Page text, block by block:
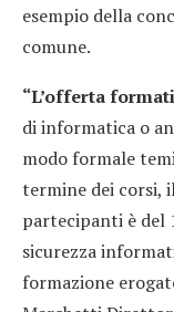
esempio della
comune.
“L’offerta
di informatica o
modo formale
termine dei corsi,
partecipanti è
sicurezza
formazione